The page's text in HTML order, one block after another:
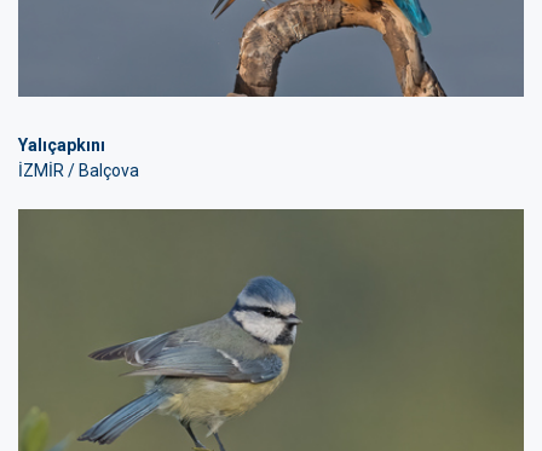
Yalıçapkını
İZMİR / Balçova